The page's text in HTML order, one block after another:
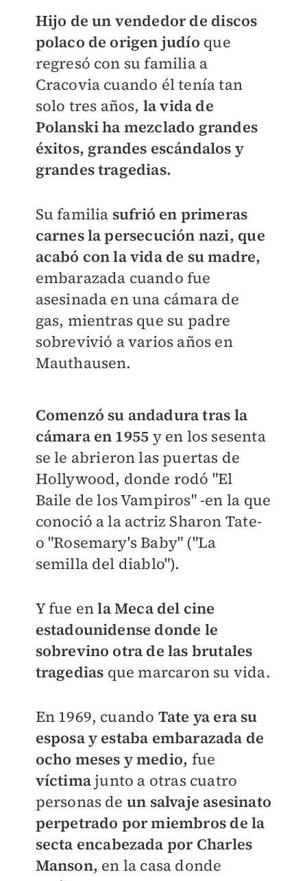
Hijo de un vendedor de discos
polaco de origen judío que
regresó con su familia a
Cracovia cuando él tenía tan
solo tres años, la vida de
Polanski ha mezclado grandes
éxitos, grandes escándalos y
grandes tragedias.
Su familia sufrió en primeras
carnes la persecución nazi, que
acabó con la vida de su madre,
embarazada cuando fue
asesinada en una cámara de
gas, mientras que su padre
sobrevivió a varios años en
Mauthausen.
Comenzó su andadura tras la
cámara en 1955 y en los sesenta
se le abrieron las puertas de
Hollywood, donde rodó "El
Baile de los Vampiros" -en la que
conoció a la actriz Sharon Tate-
o "Rosemary's Baby" ("La
semilla del diablo").
Y fue enla Meca del cine
estadounidense donde le
sobrevino otra de las brutales
tragedias que marcaron su vida.
En 1969, cuando Tate ya era su
esposa y estaba embarazada de
ocho meses y medio, fue
víctimajunto a otras cuatro
personas de un salvaje asesinato
perpetrado por miembros de la
secta encabezada por Charles
Manson, en la casa donde